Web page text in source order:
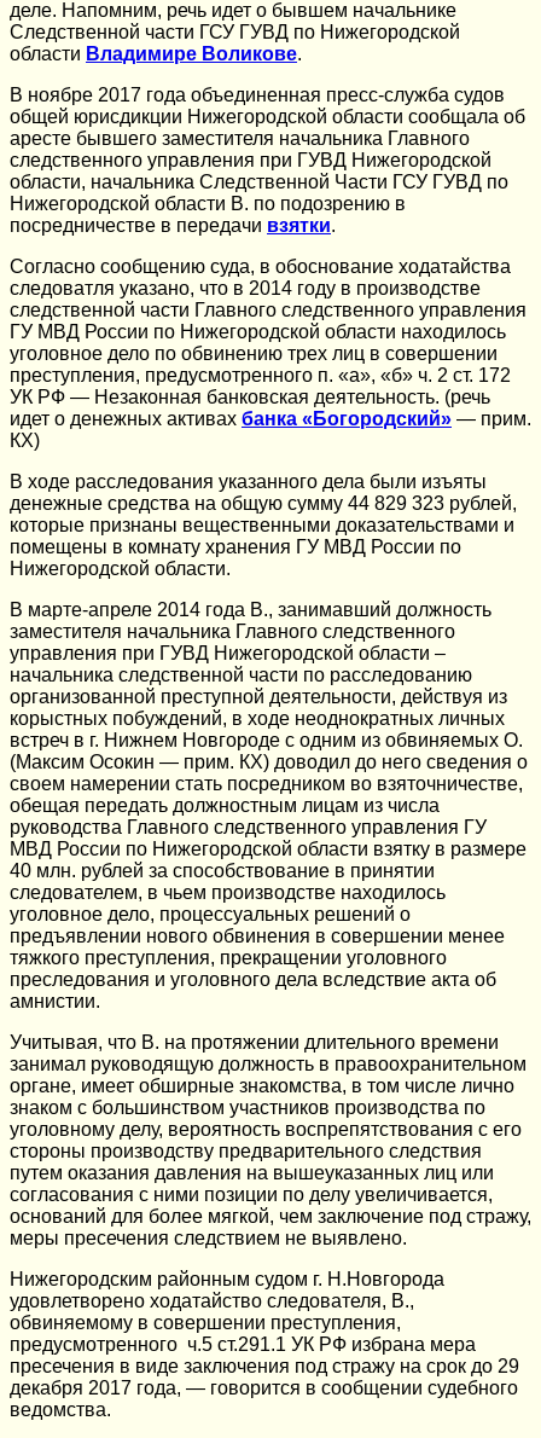
деле. Напомним, речь идет о бывшем начальнике
Следственной части ГСУ ГУВД по Нижегородской
области Владимире Воликове.
В ноябре 2017 года объединенная пресс-служба судов
общей юрисдикции Нижегородской области сообщала об
аресте бывшего заместителя начальника Главного
следственного управления при ГУВД Нижегородской
области, начальника Следственной Части ГСУ ГУВД по
Нижегородской области В. по подозрению в
посредничестве в передачи взятки.
Согласно сообщению суда, в обоснование ходатайства
следоватля указано, что в 2014 году в производстве
следственной части Главного следственного управления
ГУ МВД России по Нижегородской области находилось
уголовное дело по обвинению трех лиц в совершении
преступления, предусмотренного п. «а», «б» ч. 2 ст. 172
УК РФ — Незаконная банковская деятельность. (речь
идет о денежных активах банка «Богородский» — прим.
КХ)
В ходе расследования указанного дела были изъяты
денежные средства на общую сумму 44 829 323 рублей,
которые признаны вещественными доказательствами и
помещены в комнату хранения ГУ МВД России по
Нижегородской области.
В марте-апреле 2014 года В., занимавший должность
заместителя начальника Главного следственного
управления при ГУВД Нижегородской области –
начальника следственной части по расследованию
организованной преступной деятельности, действуя из
корыстных побуждений, в ходе неоднократных личных
встреч в г. Нижнем Новгороде с одним из обвиняемых О.
(Максим Осокин — прим. КХ) доводил до него сведения о
своем намерении стать посредником во взяточничестве,
обещая передать должностным лицам из числа
руководства Главного следственного управления ГУ
МВД России по Нижегородской области взятку в размере
40 млн. рублей за способствование в принятии
следователем, в чьем производстве находилось
уголовное дело, процессуальных решений о
предъявлении нового обвинения в совершении менее
тяжкого преступления, прекращении уголовного
преследования и уголовного дела вследствие акта об
амнистии.
Учитывая, что В. на протяжении длительного времени
занимал руководящую должность в правоохранительном
органе, имеет обширные знакомства, в том числе лично
знаком с большинством участников производства по
уголовному делу, вероятность воспрепятствования с его
стороны производству предварительного следствия
путем оказания давления на вышеуказанных лиц или
согласования с ними позиции по делу увеличивается,
оснований для более мягкой, чем заключение под стражу,
меры пресечения следствием не выявлено.
Нижегородским районным судом г. Н.Новгорода
удовлетворено ходатайство следователя, В.,
обвиняемому в совершении преступления,
предусмотренного ч.5 ст.291.1 УК РФ избрана мера
пресечения в виде заключения под стражу на срок до 29
декабря 2017 года, — говорится в сообщении судебного
ведомства.